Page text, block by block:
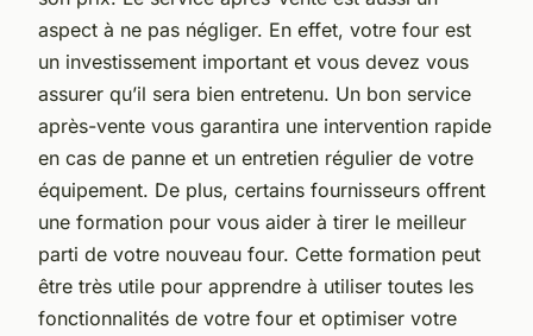
aspect à ne pas négliger. En effet, votre four est
un investissement important et vous devez vous
assurer qu’il sera bien entretenu. Un bon service
après-vente vous garantira une intervention rapide
en cas de panne et un entretien régulier de votre
équipement. De plus, certains fournisseurs offrent
une formation pour vous aider à tirer le meilleur
parti de votre nouveau four. Cette formation peut
être très utile pour apprendre à utiliser toutes les
fonctionnalités de votre four et optimiser votre